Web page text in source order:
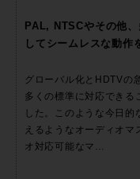
PAL, NTSCやその他
してシームレスな動作
グローバル化とHDTVの
多くの標準に対応できる
した。このような今日
えるようなオーディオ
オ対応可能なマ…